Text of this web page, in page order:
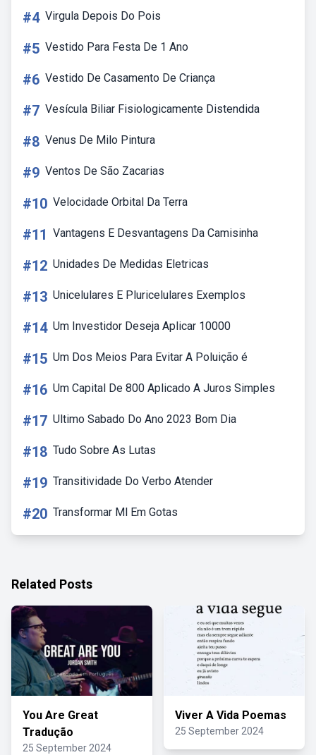
#4 Virgula Depois Do Pois
#5 Vestido Para Festa De 1 Ano
#6 Vestido De Casamento De Criança
#7 Vesícula Biliar Fisiologicamente Distendida
#8 Venus De Milo Pintura
#9 Ventos De São Zacarias
#10 Velocidade Orbital Da Terra
#11 Vantagens E Desvantagens Da Camisinha
#12 Unidades De Medidas Eletricas
#13 Unicelulares E Pluricelulares Exemplos
#14 Um Investidor Deseja Aplicar 10000
#15 Um Dos Meios Para Evitar A Poluição é
#16 Um Capital De 800 Aplicado A Juros Simples
#17 Ultimo Sabado Do Ano 2023 Bom Dia
#18 Tudo Sobre As Lutas
#19 Transitividade Do Verbo Atender
#20 Transformar Ml Em Gotas
Related Posts
You Are Great
Tradução
25 September 2024
Viver A Vida Poemas
25 September 2024